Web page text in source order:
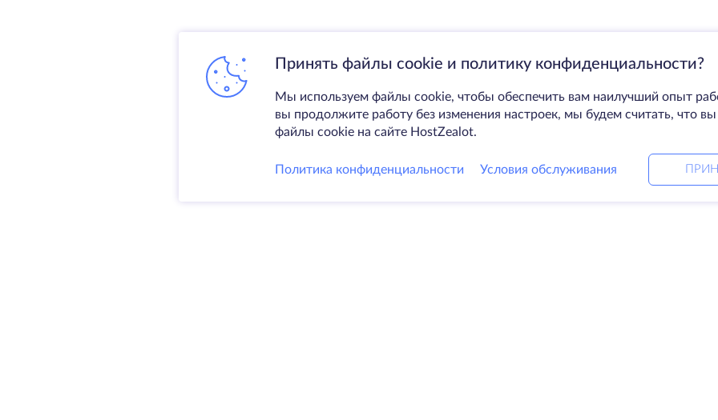
Принять файлы cookie и политику конфиденциальности?
Мы используем файлы cookie, чтобы обеспечить вам наилучший опыт
вы продолжите работу без изменения настроек, мы будем считать, что вы
файлы cookie на сайте HostZealot.
Политика конфиденциальности Условия обслуживания